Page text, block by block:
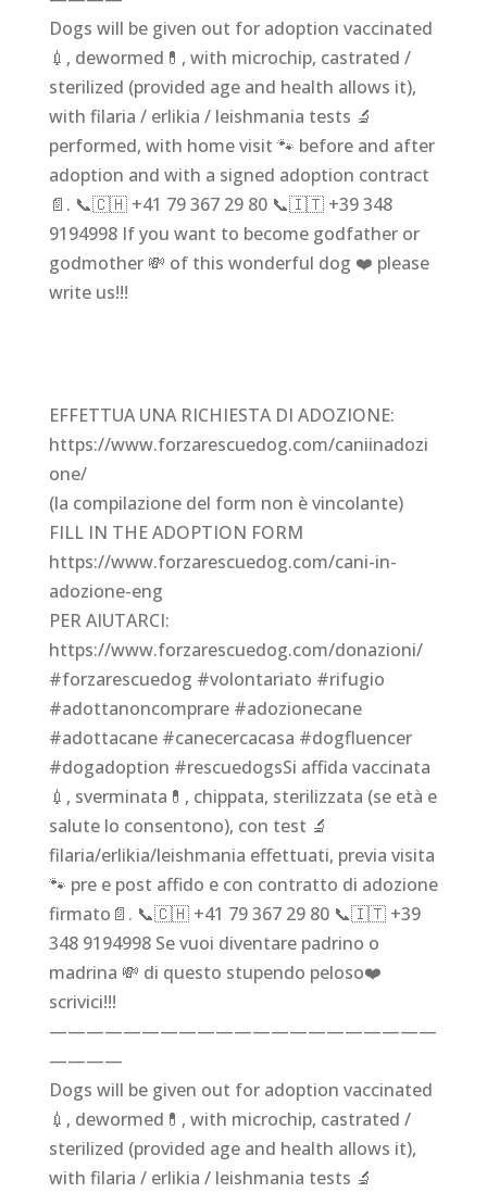
Dogs will be given out for adoption vaccinated
💉, dewormed💊, with microchip, castrated /
sterilized (provided age and health allows it),
with filaria / erlikia / leishmania tests 🔬
performed, with home visit 🐾 before and after
adoption and with a signed adoption contract
📄. 📞🇨🇭 +41 79 367 29 80 📞🇮🇹 +39 348
9194998 If you want to become godfather or
godmother 💸 of this wonderful dog ❤️ please
write us!!!
EFFETTUA UNA RICHIESTA DI ADOZIONE:
https://www.forzarescuedog.com/caniinadozi
one/
(la compilazione del form non è vincolante)
FILL IN THE ADOPTION FORM
https://www.forzarescuedog.com/cani-in-
adozione-eng
PER AIUTARCI:
https://www.forzarescuedog.com/donazioni/
#forzarescuedog #volontariato #rifugio
#adottanoncomprare #adozionecane
#adottacane #canecercacasa #dogfluencer
#dogadoption #rescuedogsSi affida vaccinata
💉, sverminata💊, chippata, sterilizzata (se età e
salute lo consentono), con test 🔬
filaria/erlikia/leishmania effettuati, previa visita
🐾 pre e post affido e con contratto di adozione
firmato📄. 📞🇨🇭 +41 79 367 29 80 📞🇮🇹 +39
348 9194998 Se vuoi diventare padrino o
madrina 💸 di questo stupendo peloso❤️
scrivici!!!
—————————————————————
————
Dogs will be given out for adoption vaccinated
💉, dewormed💊, with microchip, castrated /
sterilized (provided age and health allows it),
with filaria / erlikia / leishmania tests 🔬